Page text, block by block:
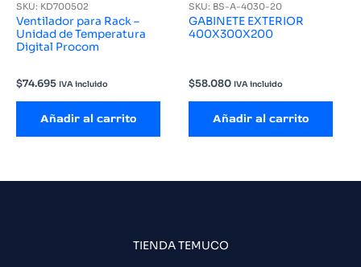
SKU: KD700502
Ventilador para Rack –
Unidad de Temperatura
Digital Procom
$74.695 IVA incluido
Añadir al carrito
SKU: BS-A-4030-20
GABINETE EXTERIOR
400X300X200
$58.080 IVA incluido
Añadir al carrito
TIENDA TEMUCO